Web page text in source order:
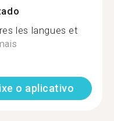
les langues et
o aplicativo